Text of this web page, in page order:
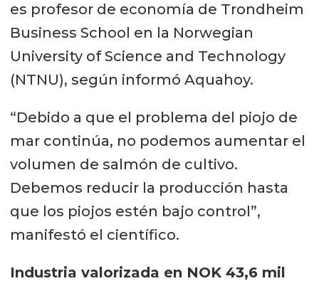
es profesor de economía de Trondheim
Business School en la Norwegian
University of Science and Technology
(NTNU), según informó Aquahoy.
“Debido a que el problema del piojo de
mar continúa, no podemos aumentar el
volumen de salmón de cultivo.
Debemos reducir la producción hasta
que los piojos estén bajo control”,
manifestó el científico.
Industria valorizada en NOK 43,6 mil